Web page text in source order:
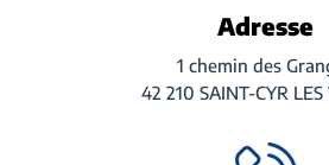
Adresse
1 chemin des
42 210 SAINT-CYR LES